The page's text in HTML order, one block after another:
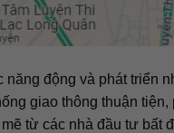
động và phát triển
giao thông thuận
từ các nhà đầu tư bất